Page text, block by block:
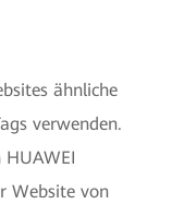
ähnliche
verwenden.
Website von